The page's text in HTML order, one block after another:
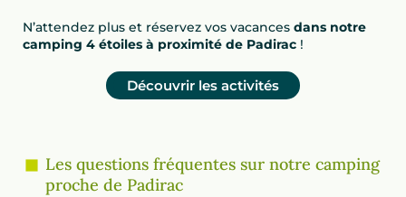
N’attendez plus et réservez vos vacances dans notre
camping 4 étoiles à proximité de Padirac !
Découvrir les activités
Les questions fréquentes sur notre camping
proche de Padirac